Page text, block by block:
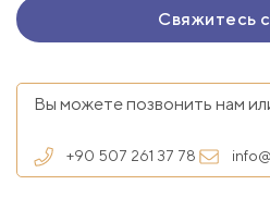
Вы можете позвонить нам
+90 507 261 37 78